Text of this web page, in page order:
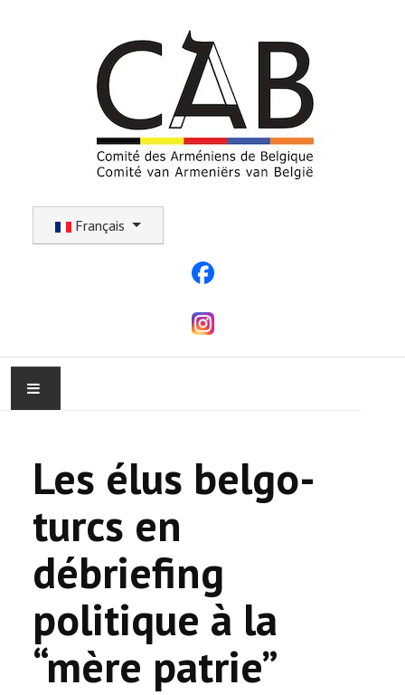
Français
ACTUALITÉ
COMMUNAUTÉ
EVÉNEMENTS
🔔 ELECTIONS 2026 🗳️
EGLISE
Les élus belgo-
turcs en
débriefing
politique à la
“mère patrie”